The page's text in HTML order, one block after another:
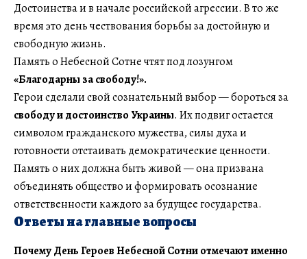
Достоинства и в начале российской агрессии. В то же
время это день чествования борьбы за достойную и
свободную жизнь.
Память о Небесной Сотне чтят под лозунгом
«Благодарны за свободу!».
Герои сделали свой сознательный выбор — бороться за
свободу и достоинство Украины. Их подвиг остается
символом гражданского мужества, силы духа и
готовности отстаивать демократические ценности.
Память о них должна быть живой — она призвана
объединять общество и формировать осознание
ответственности каждого за будущее государства.
Ответы на главные вопросы
Почему День Героев Небесной Сотни отмечают именно